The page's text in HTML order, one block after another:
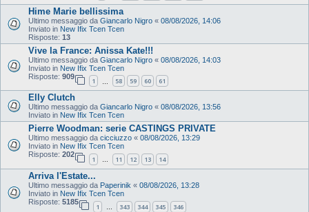
Hime Marie bellissima
Ultimo messaggio da Giancarlo Nigro « 08/08/2026, 14:06
Inviato in New Ifix Tcen Tcen
Risposte: 13
Vive la France: Anissa Kate!!!
Ultimo messaggio da Giancarlo Nigro « 08/08/2026, 14:03
Inviato in New Ifix Tcen Tcen
Risposte: 909
1 58 59 60 61
Elly Clutch
Ultimo messaggio da Giancarlo Nigro « 08/08/2026, 13:56
Inviato in New Ifix Tcen Tcen
Pierre Woodman: serie CASTINGS PRIVATE
Ultimo messaggio da cicciuzzo « 08/08/2026, 13:29
Inviato in New Ifix Tcen Tcen
Risposte: 202
1 … 11 12 13 14
Arriva l'Estate...
Ultimo messaggio da Paperinik « 08/08/2026, 13:28
Inviato in New Ifix Tcen Tcen
Risposte: 5185
1 … 343 344 345 346